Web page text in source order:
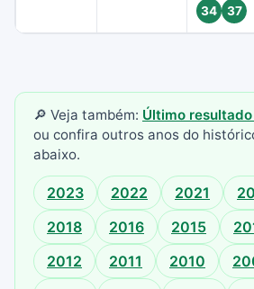
34
37
🔎 Veja também: Último
ou confira outros anos do
abaixo.
2023 2022 2021
2018
2016 2015
2012
2011 2010